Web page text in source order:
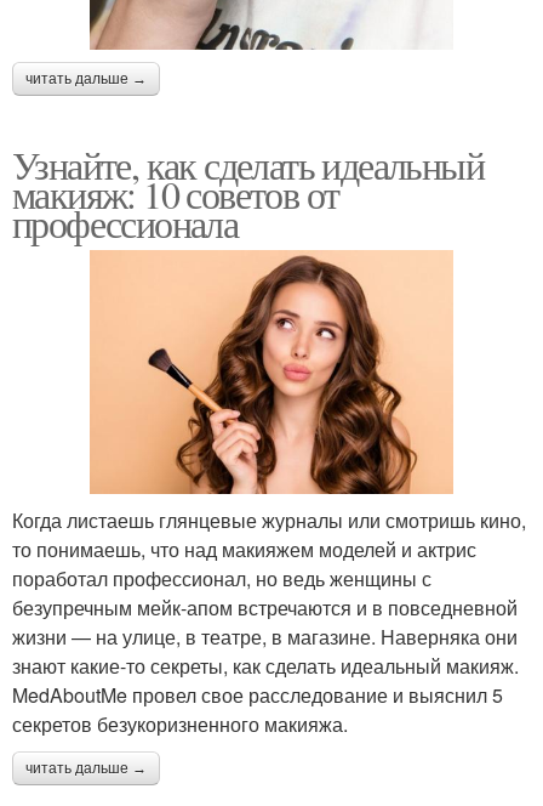
читать дальше →
Узнайте, как сделать идеальный
макияж: 10 советов от
профессионала
Когда листаешь глянцевые журналы или смотришь кино,
то понимаешь, что над макияжем моделей и актрис
поработал профессионал, но ведь женщины с
безупречным мейк-апом встречаются и в повседневной
жизни — на улице, в театре, в магазине. Наверняка они
знают какие-то секреты, как сделать идеальный макияж.
MedAboutMe провел свое расследование и выяснил 5
секретов безукоризненного макияжа.
читать дальше →